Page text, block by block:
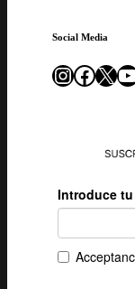
Social Media
X